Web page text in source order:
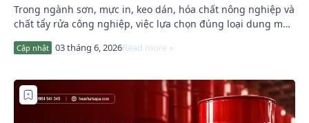
Trong ngành sơn, mực in, keo dán, hóa chất nông nghiệp và
chất tẩy rửa công nghiệp, việc lựa chọn đúng loại dung môi